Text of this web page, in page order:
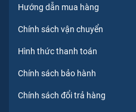
Hướng dẫn mua hàng
Chính sách vận chuyển
Hình thức thanh toán
Chính sách bảo hành
Chính sách đổi trả hàng